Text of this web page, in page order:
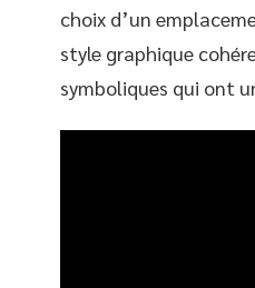
choix d’un
style graphique
symboliques qui ont